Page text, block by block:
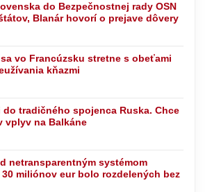
do Bezpečnostnej rady OSN
Blanár hovorí o prejave dôvery
sa vo Francúzsku stretne s obeťami
kňazmi
do tradičného spojenca Ruska. Chce
vplyv na Balkáne
netransparentným systémom
miliónov eur bolo rozdelených bez